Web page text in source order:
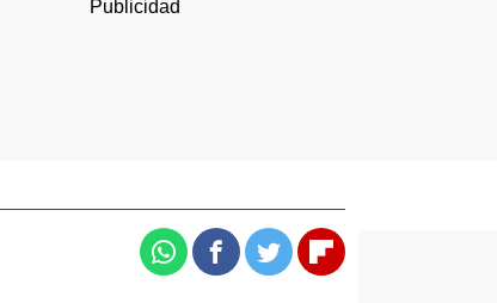
WhatsappFacebook
TwitterFlipboard